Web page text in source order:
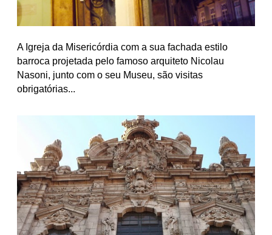
A Igreja da Misericórdia com a sua fachada estilo
barroca projetada pelo famoso arquiteto Nicolau
Nasoni, junto com o seu Museu, são visitas
obrigatórias...